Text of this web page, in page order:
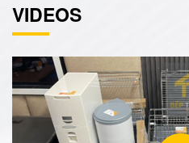
VIDEOS